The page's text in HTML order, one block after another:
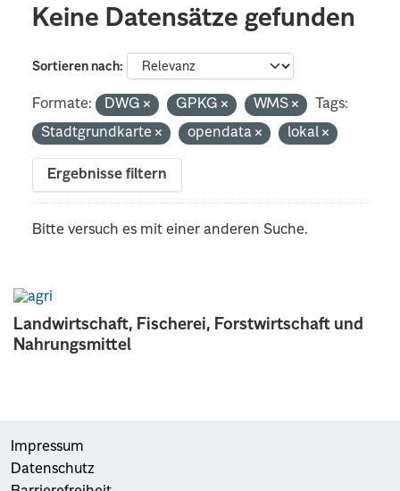
Landwirtschaft, Fischerei, Forstwirtschaft und
Nahrungsmittel
Keine Datensätze gefunden
Sortieren nach
Formate: DWG GPKG WMS
Tags:
Stadtgrundkarte
opendata lokal
Ergebnisse filtern
Bitte versuch es mit einer anderen Suche.
Impressum
Datenschutz